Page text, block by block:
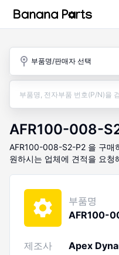
부품명/판매자 선택
AFR100-008-
AFR100-008-S2-P2 을 구매
원하시는 업체에 견적을 요청
부품명
AFR100-
제조사
Apex